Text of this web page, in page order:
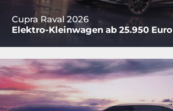
Cupra Raval 2026
Elektro-Kleinwagen ab 25.950 Euro